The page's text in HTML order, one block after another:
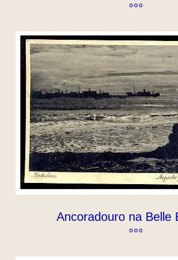
°°°
Ancoradouro na Belle
°°°